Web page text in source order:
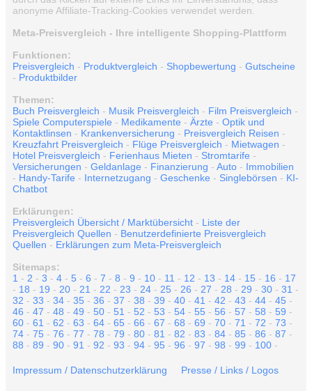
anonyme Affiliate-Tracking-Cookies verwendet werden.
Meta-Preisvergleich - Ihre intelligente Shopping-Plattform
Funktionen:
Preisvergleich - Produktvergleich - Shopbewertung - Gutscheine
- Produktbilder
Themen:
Buch Preisvergleich - Musik Preisvergleich - Film Preisvergleich -
Spiele Computerspiele - Medikamente - Ärzte - Optik und
Kontaktlinsen - Krankenversicherung - Preisvergleich Reisen -
Kreuzfahrt Preisvergleich - Flüge Preisvergleich - Mietwagen -
Hotel Preisvergleich - Ferienhaus Mieten - Stromtarife -
Versicherungen - Geldanlage - Finanzierung - Auto - Immobilien
- Handy-Tarife - Internetzugang - Geschenke - Singlebörsen - KI-
Chatbot
Erklärungen:
Preisvergleich Übersicht / Marktübersicht - Liste der
Preisvergleich Quellen - Benutzerdefinierte Preisvergleich
Quellen - Erklärungen zum Meta-Preisvergleich
Sitemaps:
1 - 2 - 3 - 4 - 5 - 6 - 7 - 8 - 9 - 10 - 11 - 12 - 13 - 14 - 15 - 16 - 17
- 18 - 19 - 20 - 21 - 22 - 23 - 24 - 25 - 26 - 27 - 28 - 29 - 30 - 31 -
32 - 33 - 34 - 35 - 36 - 37 - 38 - 39 - 40 - 41 - 42 - 43 - 44 - 45 -
46 - 47 - 48 - 49 - 50 - 51 - 52 - 53 - 54 - 55 - 56 - 57 - 58 - 59 -
60 - 61 - 62 - 63 - 64 - 65 - 66 - 67 - 68 - 69 - 70 - 71 - 72 - 73 -
74 - 75 - 76 - 77 - 78 - 79 - 80 - 81 - 82 - 83 - 84 - 85 - 86 - 87 -
88 - 89 - 90 - 91 - 92 - 93 - 94 - 95 - 96 - 97 - 98 - 99 - 100 -
Impressum / Datenschutzerklärung Presse / Links / Logos